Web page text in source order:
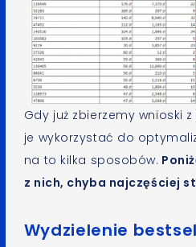
Gdy już zbierzemy wnioski
je wykorzystać do
na to kilka sposobów.
z nich, chyba najczęściej
Wydzielenie